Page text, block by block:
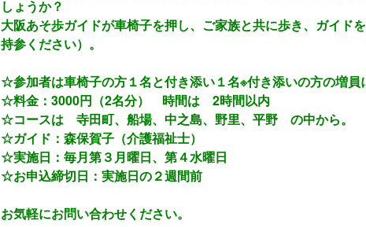
しょうか？
大阪あそ歩ガイドが車椅子を押し、ご家族と共に歩き、ガイド
持参ください）。
☆参加者は車椅子の方１名と付き添い１名※付き添いの方の増
☆料金：3000円（2名分） 時間は 2時間以内
☆コースは 寺田町、船場、中之島、野里、平野 の中から。
☆ガイド：森保賀子（介護福祉士）
☆実施日：毎月第３月曜日、第４水曜日
☆お申込締切日：実施日の２週間前
お気軽にお問い合わせください。